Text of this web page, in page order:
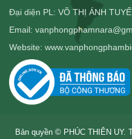
Đại diện PL: VÕ THỊ ÁNH
Email:
Website:
Bản quyền © PHÚC THIÊN UY.